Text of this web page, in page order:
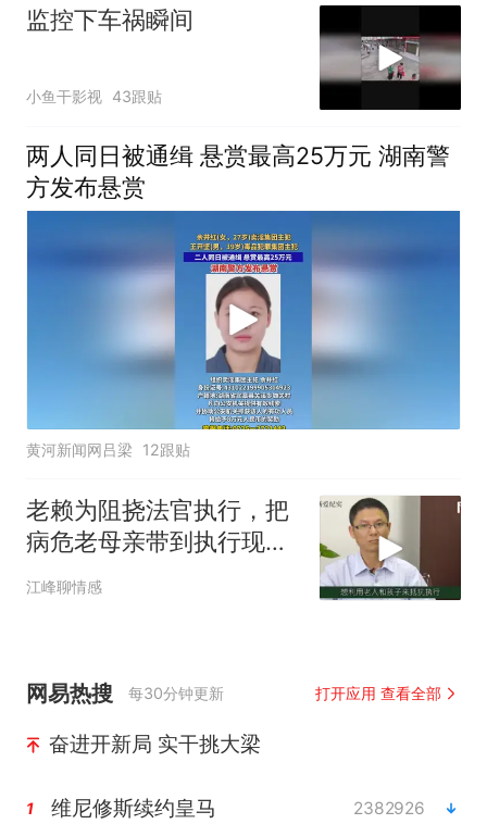
监控下车祸瞬间
小鱼干影视 43跟贴
两人同日被通缉 悬赏最高25万元 湖南警
方发布悬赏
黄河新闻网吕梁 12跟贴
老赖为阻挠法官执行，把
病危老母亲带到执行现
场，现场闹剧不断
江峰聊情感
网易热搜 每30分钟更新 打开应用 查看全部
奋进开新局 实干挑大梁
1 维尼修斯续约皇马 2382926